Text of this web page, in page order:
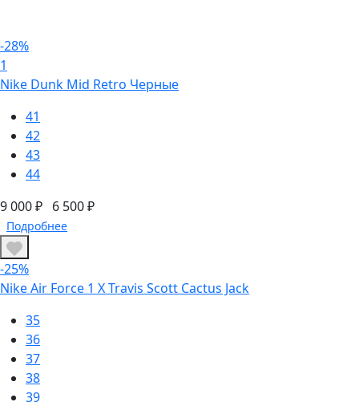
-28%
1
Nike Dunk Mid Retro Черные
41
42
43
44
9 000 ₽ 6 500 ₽
Подробнее
-25%
Nike Air Force 1 X Travis Scott Cactus Jack
35
36
37
38
39